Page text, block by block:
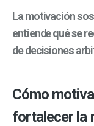
La motivación
entiendequé se
de decisiones
Cómo
fortalecer la